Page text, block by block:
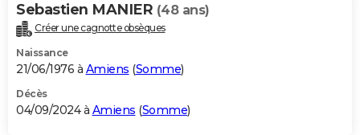
Sebastien MANIER (48 ans)
Créer une cagnotte obsèques
Naissance
21/06/1976 à Amiens (Somme)
Décès
04/09/2024 à Amiens (Somme)